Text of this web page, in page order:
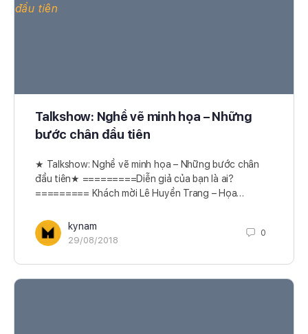
Talkshow: Nghề vẽ minh họa – Những
bước chân đầu tiên
★ Talkshow: Nghề vẽ minh họa – Những bước chân
đầu tiên★ =========Diễn giả của bạn là ai?
========= Khách mời Lê Huyền Trang – Họa…
kynam
29/08/2018
0